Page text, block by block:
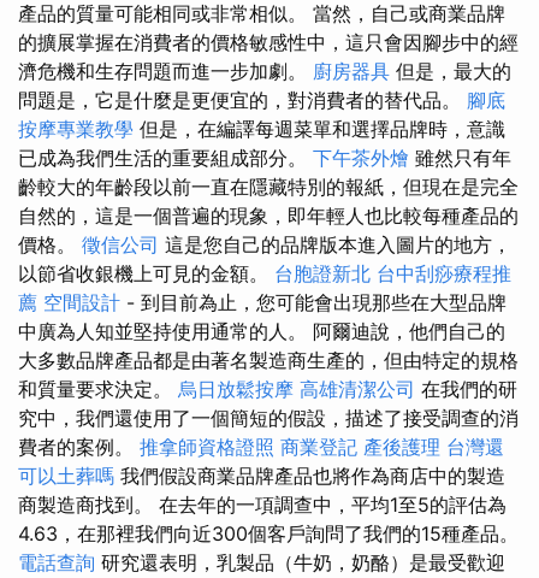
產品的質量可能相同或非常相似。 當然，自己或商業品牌
的擴展掌握在消費者的價格敏感性中，這只會因腳步中的經
濟危機和生存問題而進一步加劇。 廚房器具 但是，最大的
問題是，它是什麼是更便宜的，對消費者的替代品。 腳底
按摩專業教學 但是，在編譯每週菜單和選擇品牌時，意識
已成為我們生活的重要組成部分。 下午茶外燴 雖然只有年
齡較大的年齡段以前一直在隱藏特別的報紙，但現在是完全
自然的，這是一個普遍的現象，即年輕人也比較每種產品的
價格。 徵信公司 這是您自己的品牌版本進入圖片的地方，
以節省收銀機上可見的金額。 台胞證新北 台中刮痧療程推
薦 空間設計 - 到目前為止，您可能會出現那些在大型品牌
中廣為人知並堅持使用通常的人。 阿爾迪說，他們自己的
大多數品牌產品都是由著名製造商生產的，但由特定的規格
和質量要求決定。 烏日放鬆按摩 高雄清潔公司 在我們的研
究中，我們還使用了一個簡短的假設，描述了接受調查的消
費者的案例。 推拿師資格證照 商業登記 產後護理 台灣還
可以土葬嗎 我們假設商業品牌產品也將作為商店中的製造
商製造商找到。 在去年的一項調查中，平均1至5的評估為
4.63，在那裡我們向近300個客戶詢問了我們的15種產品。
電話查詢 研究還表明，乳製品（牛奶，奶酪）是最受歡迎